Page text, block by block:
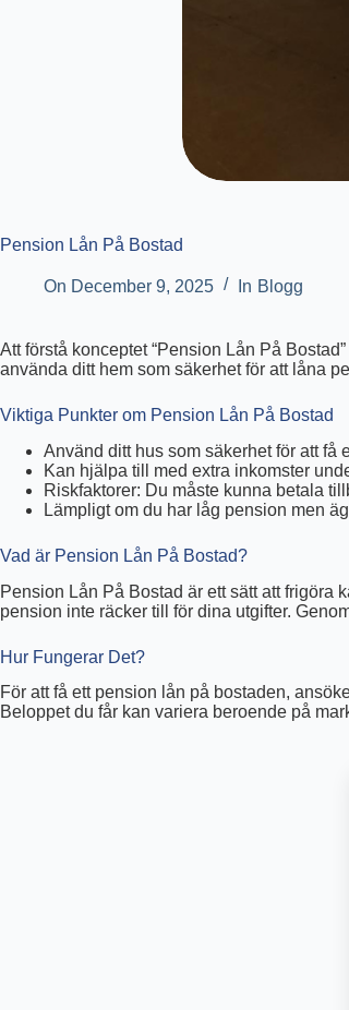
Pension Lån På Bostad
On December 9, 2025 In Blogg
Att förstå konceptet “Pension Lån På
använda ditt hem som säkerhet för att låna
Viktiga Punkter om Pension Lån På Bostad
Använd ditt hus som säkerhet för att få
Kan hjälpa till med extra inkomster
Riskfaktorer: Du måste kunna betala
Lämpligt om du har låg pension men
Vad är Pension Lån På Bostad?
Pension Lån På Bostad är ett sätt att frigöra
pension inte räcker till för dina utgifter.
Hur Fungerar Det?
För att få ett pension lån på bostaden,
Beloppet du får kan variera beroende på